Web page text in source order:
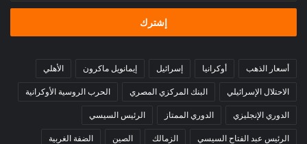
الإلكتروني
أسعار الذهب أوكرانيا إسرائيل إيمانويل ماكرون الأهلي
الاحتلال الإسرائيلي البنك المركزي المصري الحرب الروسية الأوكرانية
الدوري الإنجليزي الدوري الممتاز الرئيس السيسي
الرئيس عبد الفتاح السيسي الزمالك الصين الضفة الغربية